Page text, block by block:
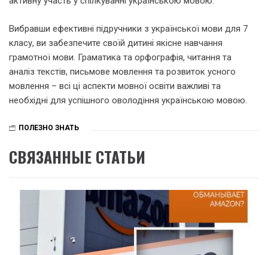
Вибравши ефективні підручники з української мови для 7
класу, ви забезпечите своїй дитині якісне навчання
грамотної мови. Граматика та орфографія, читання та
аналіз текстів, письмове мовлення та розвиток усного
мовлення – всі ці аспекти мовної освіти важливі та
необхідні для успішного оволодіння українською мовою.
ПОЛЕЗНО ЗНАТЬ
СВЯЗАННЫЕ СТАТЬИ